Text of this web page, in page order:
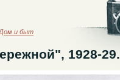
и быт
1928-29.